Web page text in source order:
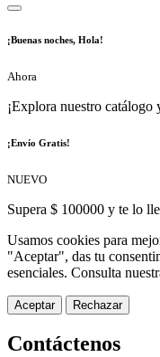
¡Buenas noches, Hola!
Ahora
¡Explora nuestro catálogo
¡Envío Gratis!
NUEVO
Supera $ 100000 y te lo
Usamos cookies para
"Aceptar", das tu
esenciales. Consulta
Aceptar Rechazar
Contáctenos